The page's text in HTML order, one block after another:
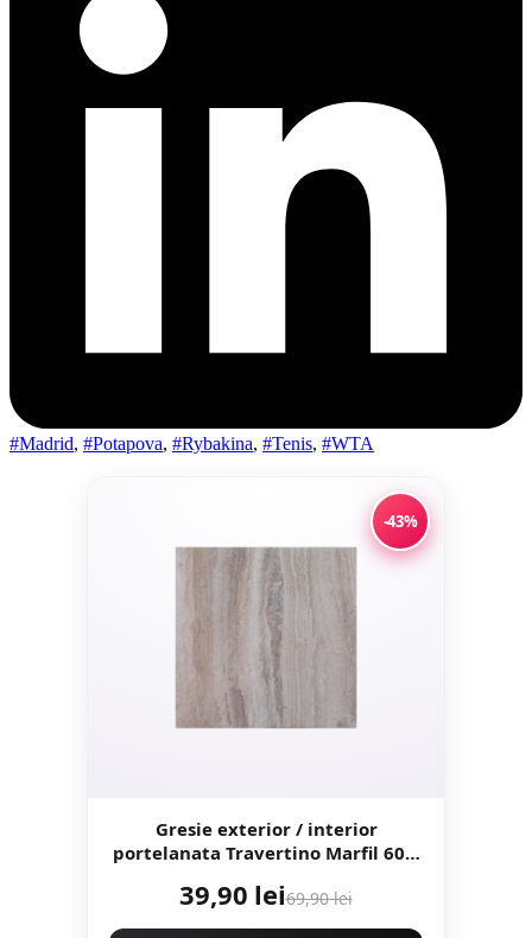
#Madrid, #Potapova, #Rybakina, #Tenis, #WTA
-43%
Gresie exterior / interior
portelanata Travertino Marfil 60 x
piatra naturala
39,90 lei69,90 lei